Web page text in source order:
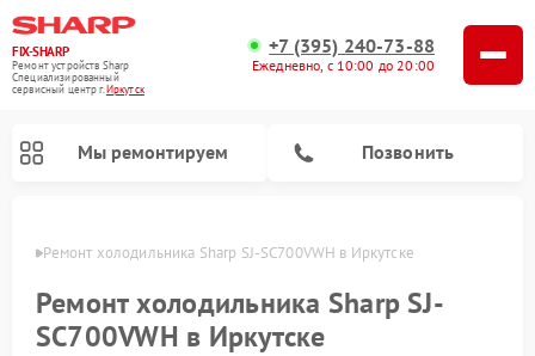
FIX-SHARP
Ремонт устройств Sharp
Специализированный
cервисный центр г.Иркутск
+7 (395) 240-73-88
Ежедневно, с 10:00 до 20:00
Мы ремонтируем Позвонить
Ремонт холодильника Sharp SJ-SC700VWH в Иркутске
Ремонт холодильника Sharp SJ-
SC700VWH в Иркутске